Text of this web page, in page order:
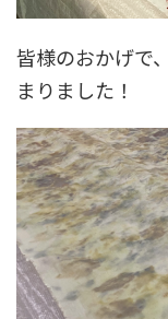
皆様のおかげで
まりました！